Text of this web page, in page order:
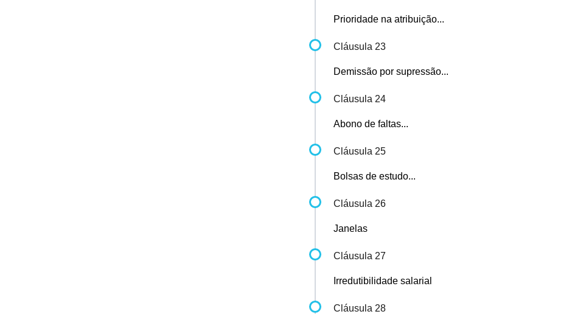
Prioridade na atribuição...
Cláusula 23
Demissão por supressão...
Cláusula 24
Abono de faltas...
Cláusula 25
Bolsas de estudo...
Cláusula 26
Janelas
Cláusula 27
Irredutibilidade salarial
Cláusula 28